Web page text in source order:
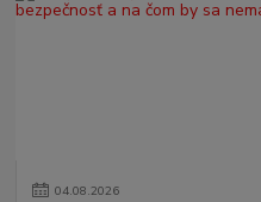
04.08.2026